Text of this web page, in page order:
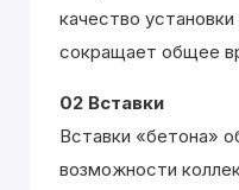
качество
сокращает общее
02 Вставки
Вставки «бетона»
возможности